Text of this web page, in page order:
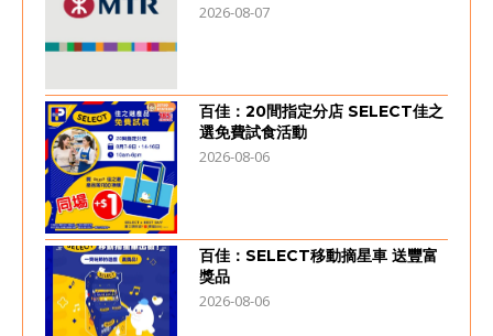
2026-08-07
百佳：20間指定分店 SELECT佳之
選免費試食活動
2026-08-06
百佳：SELECT移動摘星車 送豐富
獎品
2026-08-06